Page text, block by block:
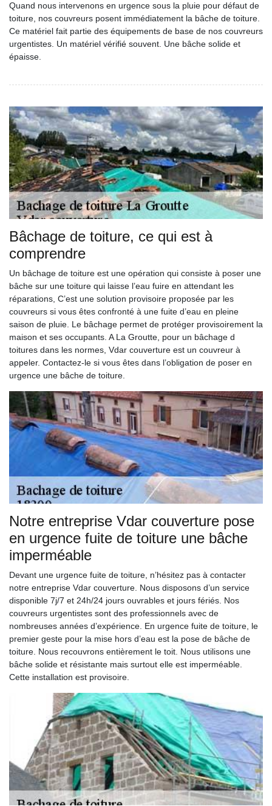
Quand nous intervenons en urgence sous la pluie pour défaut de
toiture, nos couvreurs posent immédiatement la bâche de toiture.
Ce matériel fait partie des équipements de base de nos couvreurs
urgentistes. Un matériel vérifié souvent. Une bâche solide et
épaisse.
Bâchage de toiture, ce qui est à
comprendre
Un bâchage de toiture est une opération qui consiste à poser une
bâche sur une toiture qui laisse l’eau fuire en attendant les
réparations, C’est une solution provisoire proposée par les
couvreurs si vous êtes confronté à une fuite d’eau en pleine
saison de pluie. Le bâchage permet de protéger provisoirement la
maison et ses occupants. A La Groutte, pour un bâchage d
toitures dans les normes, Vdar couverture est un couvreur à
appeler. Contactez-le si vous êtes dans l’obligation de poser en
urgence une bâche de toiture.
Notre entreprise Vdar couverture pose
en urgence fuite de toiture une bâche
imperméable
Devant une urgence fuite de toiture, n’hésitez pas à contacter
notre entreprise Vdar couverture. Nous disposons d’un service
disponible 7j/7 et 24h/24 jours ouvrables et jours fériés. Nos
couvreurs urgentistes sont des professionnels avec de
nombreuses années d’expérience. En urgence fuite de toiture, le
premier geste pour la mise hors d’eau est la pose de bâche de
toiture. Nous recouvrons entièrement le toit. Nous utilisons une
bâche solide et résistante mais surtout elle est imperméable.
Cette installation est provisoire.